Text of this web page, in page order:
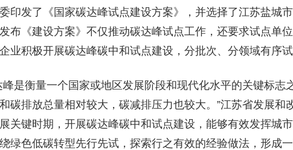
印发了《国家碳达峰试点建设方案》，并选择了江苏盐城
布《建设方案》不仅推动碳达峰试点工作，还要求试点单
业积极开展碳达峰碳中和试点建设，分批次、分领域有序试
衡量一个国家或地区发展阶段和现代化水平的关键标志
碳排放总量相对较大，碳减排压力也较大。”江苏省发展和
关键时期，开展碳达峰碳中和试点建设，能够有效发挥城
绿色低碳转型先行先试，探索行之有效的经验做法，形成